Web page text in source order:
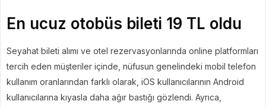
En ucuz otobüs bileti 19 TL oldu
Seyahat bileti alımı ve otel rezervasyonlarında online platformları
tercih eden müşteriler içinde, nüfusun genelindeki mobil telefon
kullanım oranlarından farklı olarak, iOS kullanıcılarının Android
kullanıcılarına kıyasla daha ağır bastığı gözlendi. Ayrıca,